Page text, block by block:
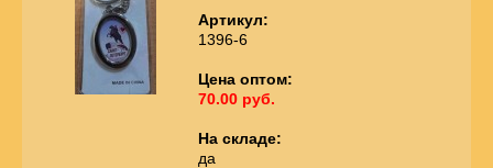
Артикул:
1396-6
Цена оптом:
70.00 руб.
На складе:
да